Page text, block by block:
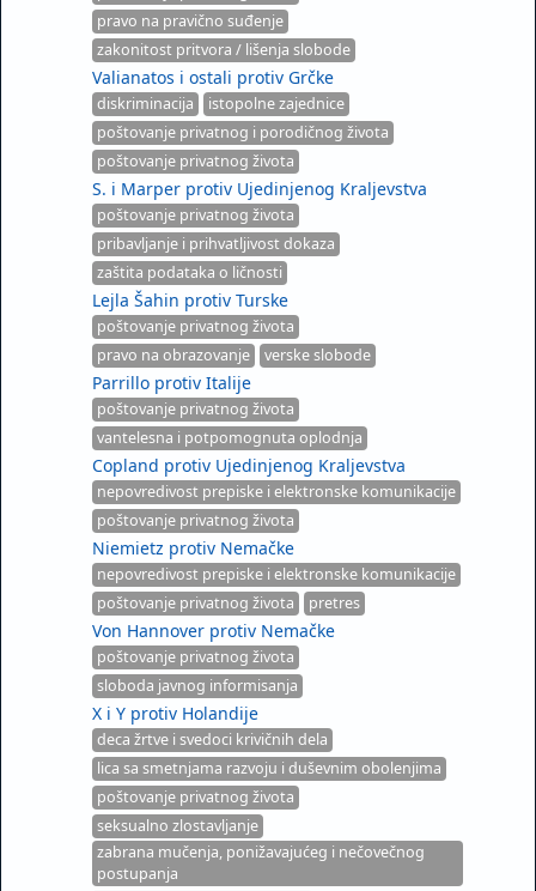
pravo na pravično suđenje
zakonitost pritvora / lišenja slobode
Valianatos i ostali protiv Grčke
diskriminacija
istopolne zajednice
poštovanje privatnog i porodičnog života
poštovanje privatnog života
S. i Marper protiv Ujedinjenog Kraljevstva
poštovanje privatnog života
pribavljanje i prihvatljivost dokaza
zaštita podataka o ličnosti
Lejla Šahin protiv Turske
poštovanje privatnog života
pravo na obrazovanje
verske slobode
Parrillo protiv Italije
poštovanje privatnog života
vantelesna i potpomognuta oplodnja
Copland protiv Ujedinjenog Kraljevstva
nepovredivost prepiske i elektronske komunikacije
poštovanje privatnog života
Niemietz protiv Nemačke
nepovredivost prepiske i elektronske komunikacije
poštovanje privatnog života
pretres
Von Hannover protiv Nemačke
poštovanje privatnog života
sloboda javnog informisanja
X i Y protiv Holandije
deca žrtve i svedoci krivičnih dela
lica sa smetnjama razvoju i duševnim obolenjima
poštovanje privatnog života
seksualno zlostavljanje
zabrana mučenja, ponižavajućeg i nečovečnog
postupanja